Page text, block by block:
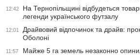
12:42
На Тернопільщині відбудеться
легенди українського футзалу
12:01
Драйвовий відпочинок та драйв:
Оболоні
11:57
Майже 5 га земель незаконно